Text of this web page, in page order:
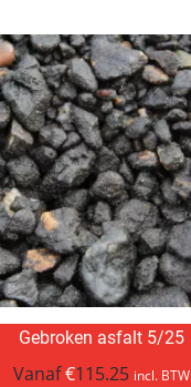
Gebroken asfalt 5/25
Vanaf€115.25 incl. BTW